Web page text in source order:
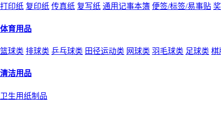
打印纸 复印纸 传真纸 复写纸 通用记事本簿 便签/标签/易事贴
体育用品
篮球类 排球类 乒乓球类 田径运动类 网球类 羽毛球类 足球类 棋
清洁用品
卫生用纸制品